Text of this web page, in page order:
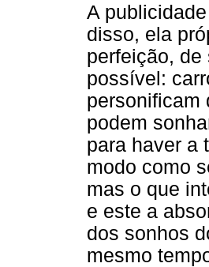
A
disso, ela
perfeição,
possível:
personificam
podem
para haver a
modo como
mas o que
e este a
dos sonhos
mesmo